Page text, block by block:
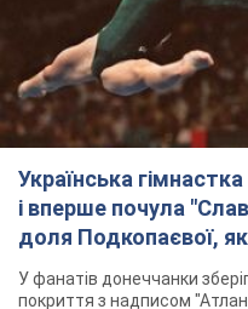
На Прикарпатті
спеки пройшла
дороги
Відео
курортний Буковель
8.08.2026 09:27 40,2 т.
Жінці нарахували 729